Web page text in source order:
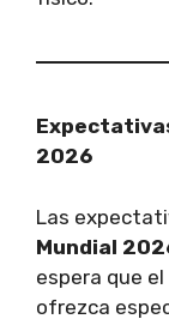
2026
Las
Mundial
espera que
ofrezca